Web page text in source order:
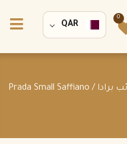
0
QAR
برادا
/ Prada Small Saffiano